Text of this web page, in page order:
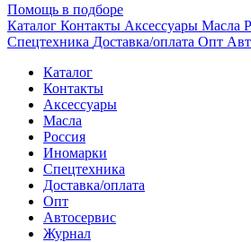
Помощь в подборе
Каталог Контакты Аксессуары Масла
Спецтехника Доставка/оплата Опт
Каталог
Контакты
Аксессуары
Масла
Россия
Иномарки
Спецтехника
Доставка/оплата
Опт
Автосервис
Журнал